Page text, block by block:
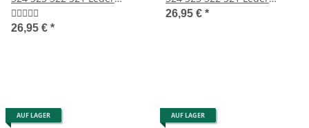
Gürteltasche Schwarz
26,95 € *
Handytasche Schwarz
26,95 € *
AUF LAGER AUF LAGER